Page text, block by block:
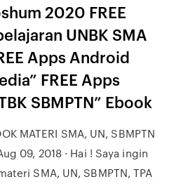
2020 FREE
UNBK SMA
Apps Android
FREE Apps
SBMPTN” Ebook
MATERI SMA, UN, SBMPTN
09, 2018 · Hai ! Saya ingin
SMA, UN, SBMPTN, TPA